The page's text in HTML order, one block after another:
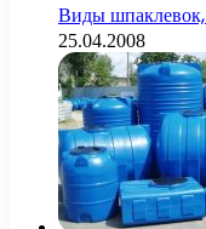
Виды шпаклевок,
25.04.2008